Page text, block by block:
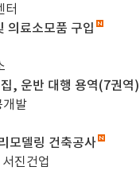
터
의료소모품 구입
, 운반 대행 용역(7권역
개발
모델링 건축공사
진건업